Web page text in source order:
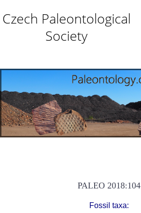
Czech Paleontological
Society
PALEO 2018:104
Fossil taxa: